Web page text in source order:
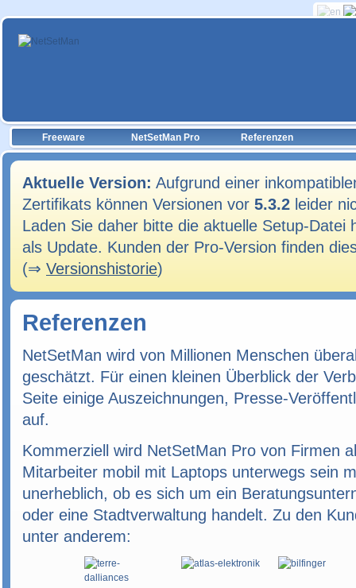
Freeware NetSetMan Pro Referenzen
Aktuelle Version: Aufgrund einer
Zertifikats können Versionen vor 5.3.2 leider
Laden Sie daher bitte die aktuelle Setup-Datei
als Update. Kunden der Pro-Version finden
(⇒ Versionshistorie)
Referenzen
NetSetMan wird von Millionen Menschen
geschätzt. Für einen kleinen Überblick der
Seite einige Auszeichnungen, Presse-
auf.
Kommerziell wird NetSetMan Pro von Firmen
Mitarbeiter mobil mit Laptops unterwegs sein
unerheblich, ob es sich um ein
oder eine Stadtverwaltung handelt. Zu den
unter anderem: